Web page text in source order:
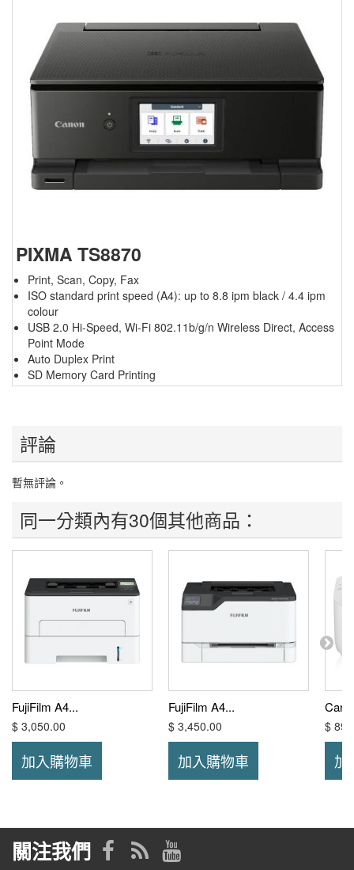
PIXMA TS8870
Print, Scan, Copy, Fax
ISO standard print speed (A4): up to 8.8 ipm black / 4.4 ipm
colour
USB 2.0 Hi-Speed, Wi-Fi 802.11b/g/n Wireless Direct, Access
Point Mode
Auto Duplex Print
SD Memory Card Printing
評論
暫無評論。
同一分類內有30個其他商品：
FujiFilm A4...
$ 3,050.00
加入購物車
FujiFilm A4...
$ 3,450.00
加入購物車
$
加
關注我們